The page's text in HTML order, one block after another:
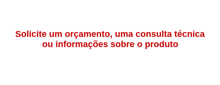
Solicite um orçamento, uma consulta técnica
ou informações sobre o produto